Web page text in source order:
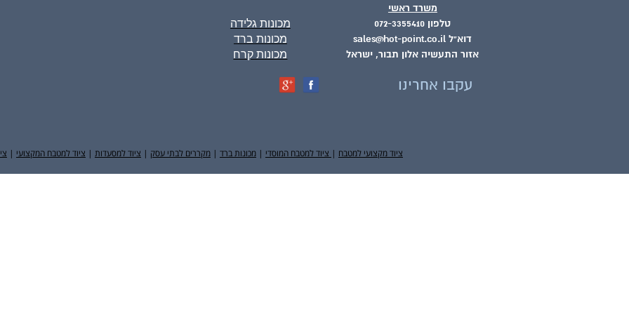
משרד ראשי
טלפון 072-3355410
דוא"ל sales@hot-point.co.il
אזור התעשיה אלון תבור, ישראל
עקבו אחרינו
ציוד מקצועי למטבח ציוד למטבח המוסדי |מכונות ברד |מקררים לבתי עסק ציוד למסעדות ציוד למטבח המקצועי
מכונות גלידה
מכונות ברד
מכונות קרח